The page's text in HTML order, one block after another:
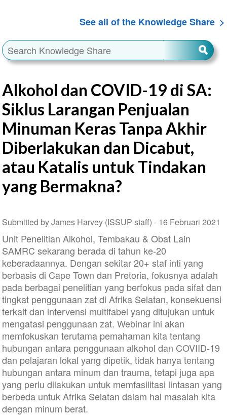
See all of the Knowledge Share
Alkohol dan COVID-19 di SA:
Siklus Larangan Penjualan
Minuman Keras Tanpa Akhir
Diberlakukan dan Dicabut,
atau Katalis untuk Tindakan
yang Bermakna?
Submitted by James Harvey (ISSUP staff) - 16 Februari 2021
Unit Penelitian Alkohol, Tembakau & Obat Lain
SAMRC sekarang berada di tahun ke-20
keberadaannya. Dengan sekitar 20+ staf inti yang
berbasis di Cape Town dan Pretoria, fokusnya adalah
pada berbagai penelitian yang berfokus pada sifat dan
tingkat penggunaan zat di Afrika Selatan, konsekuensi
terkait dan intervensi multifabel yang ditujukan untuk
mengatasi penggunaan zat. Webinar ini akan
memfokuskan terutama pemahaman kita tentang
hubungan antara penggunaan alkohol dan COVIID-19
dan pelajaran lokal yang dipetik, tidak hanya tentang
hubungan antara minum dan trauma, tetapi juga apa
yang perlu dilakukan untuk memfasilitasi lintasan yang
berbeda untuk Afrika Selatan dalam hal masalah kita
dengan minum berat.